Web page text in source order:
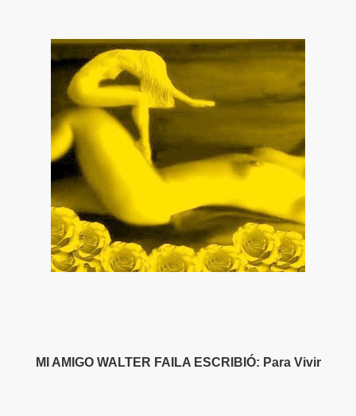
MI AMIGO WALTER FAILA ESCRIBIÓ: Para Vivir
-EDUCACIÓN -UNIVERSIDADES- ARTE-
LIBRES
POESÍA ORIENTAL